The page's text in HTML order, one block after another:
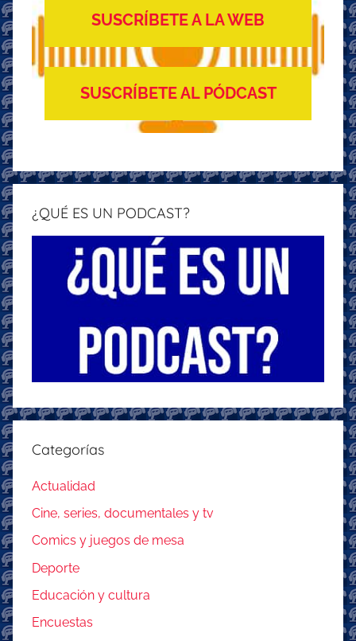
SUSCRÍBETE A LA WEB
SUSCRÍBETE AL PÓDCAST
¿QUÉ ES UN PODCAST?
Categorías
Actualidad
Cine, series, documentales y tv
Comics y juegos de mesa
Deporte
Educación y cultura
Encuestas